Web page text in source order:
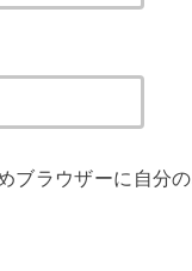
ブラウザーに自分